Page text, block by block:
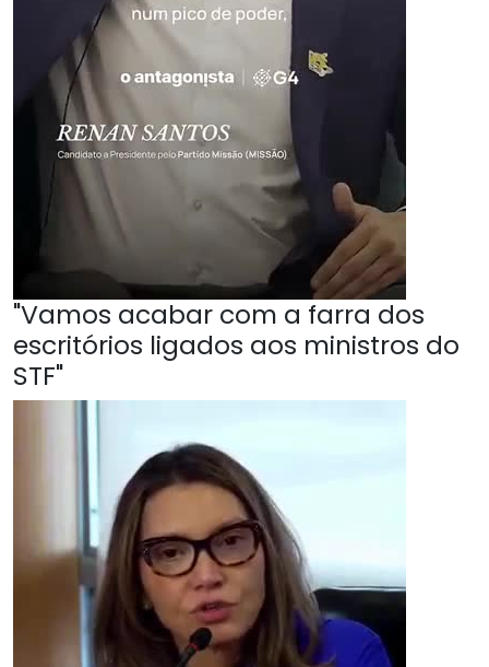
"Vamos acabar com a farra dos
escritórios ligados aos ministros do
STF"